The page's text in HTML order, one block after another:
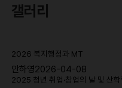
갤러리
2026 복지행정과 MT
안하영2026-04-08
2025 청년 취업·창업의 날 및 산